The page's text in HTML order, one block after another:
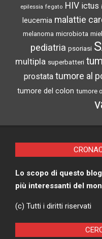
epilessia fegato HIV ictus
leucemia malattie
melanoma microbiota
pediatria psoriasi
multipla superbatteri
prostata tumore al
tumore del colon tumore
Lo scopo di questo
più interessanti del
(c) Tutti i diritti riservati